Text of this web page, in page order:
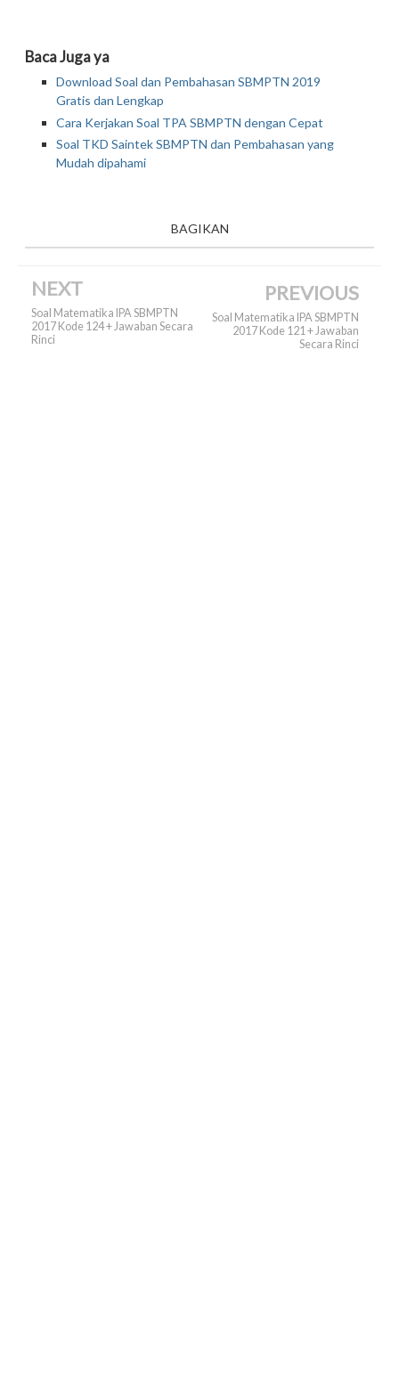
Baca Juga ya
Download Soal dan Pembahasan SBMPTN 2019
Gratis dan Lengkap
Cara Kerjakan Soal TPA SBMPTN dengan Cepat
Soal TKD Saintek SBMPTN dan Pembahasan yang
Mudah dipahami
BAGIKAN
NEXT
Soal Matematika IPA SBMPTN
2017 Kode 124 + Jawaban Secara
Rinci
PREVIOUS
Soal Matematika IPA SBMPTN
2017 Kode 121 + Jawaban
Secara Rinci